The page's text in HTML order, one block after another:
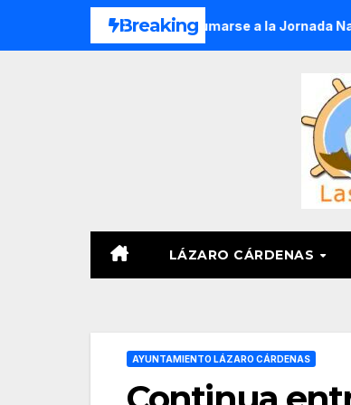
Breaking
plantas para sumarse a la Jornada Nacional de
LÁZARO CÁRDENAS
AYUNTAMIENTO LÁZARO CÁRDENAS